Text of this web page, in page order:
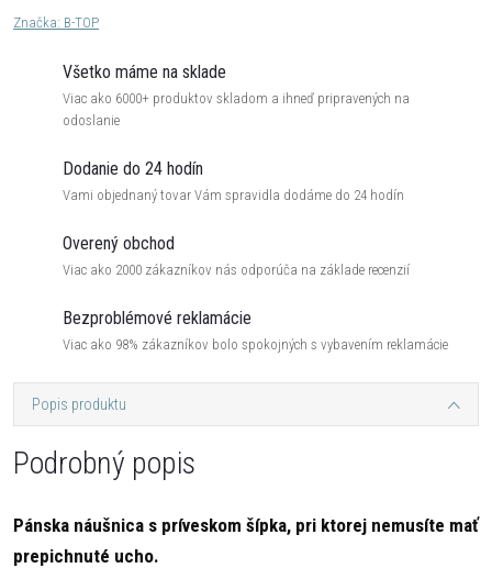
Značka: B-TOP
Všetko máme na sklade
Viac ako 6000+ produktov skladom a ihneď pripravených na
odoslanie
Dodanie do 24 hodín
Vami objednaný tovar Vám spravidla dodáme do 24 hodín
Overený obchod
Viac ako 2000 zákazníkov nás odporúča na základe recenzií
Bezproblémové reklamácie
Viac ako 98% zákazníkov bolo spokojných s vybavením reklamácie
Popis produktu
Podrobný popis
Pánska náušnica s príveskom šípka, pri ktorej nemusíte mať
prepichnuté ucho.